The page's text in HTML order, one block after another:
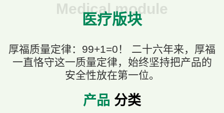
Medical module
医疗版块
厚福质量定律：99+1=0！ 二十六年来，厚福
一直恪守这一质量定律，始终坚持把产品的
安全性放在第一位。
产品 分类